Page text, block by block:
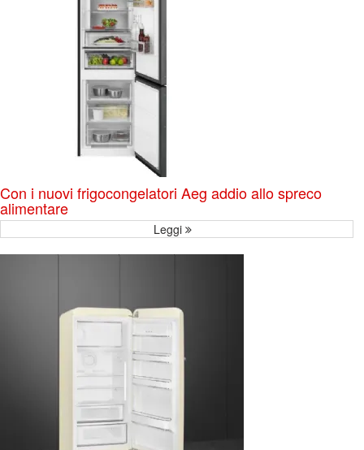
Con i nuovi frigocongelatori Aeg addio allo spreco
alimentare
Leggi